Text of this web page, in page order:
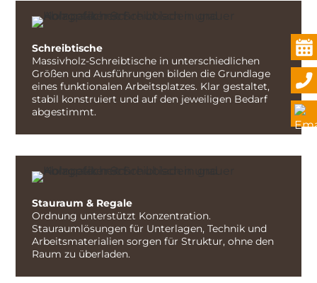
Schreibtische
Massivholz-Schreibtische in unterschiedlichen
Größen und Ausführungen bilden die Grundlage
eines funktionalen Arbeitsplatzes. Klar gestaltet,
stabil konstruiert und auf den jeweiligen Bedarf
abgestimmt.
Stauraum & Regale
Ordnung unterstützt Konzentration.
Stauraumlösungen für Unterlagen, Technik und
Arbeitsmaterialien sorgen für Struktur, ohne den
Raum zu überladen.